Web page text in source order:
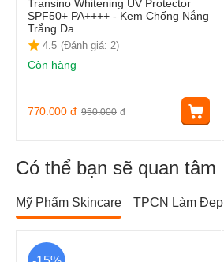
Transino Whitening UV Protector
SPF50+ PA++++ - Kem Chống Nắng
Trắng Da
4.5 (Đánh giá: 2)
Còn hàng
950.000 đ
770.000 đ
Có thể bạn sẽ quan tâm
Mỹ Phẩm Skincare TPCN Làm Đẹp